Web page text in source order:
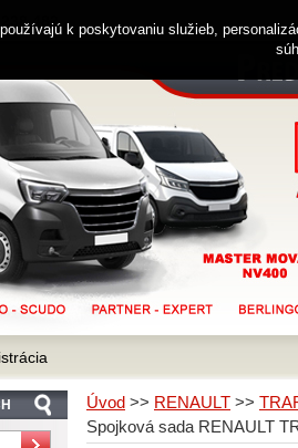
Úvod >> RENAULT >>
Spojková sada RENAULT
238 482 k poskytovaniu služieb,